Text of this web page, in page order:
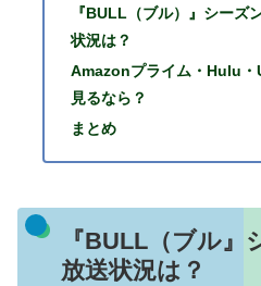
『BULL（ブル）』シーズ
状況は？
Amazonプライム・Hulu
見るなら？
まとめ
『BULL（ブル』
放送状況は？